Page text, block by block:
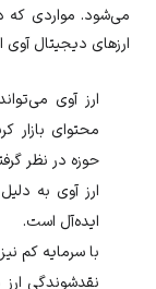
می‌شود. مواردی
ارزهای دیجیتال آوی
ارز آوی
محتوای بازار
حوزه در نظر
ارز آوی به
ایده‌آل است.
با سرمایه کم
نقدشوندگی